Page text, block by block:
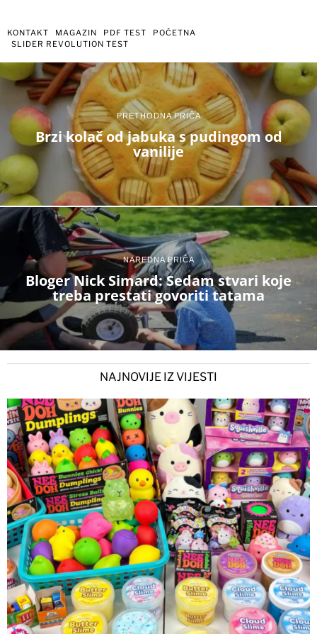
KONTAKT MAGAZIN PDF TEST
POČETNA
SLIDER REVOLUTION TEST
PRETHODNA PRIČA
Brzi kolač od jabuka s pudingom od
vanilije
NAREDNA PRIČA
Bloger Nick Simard: Sedam stvari koje
treba prestati govoriti tatama
NAJNOVIJE IZ VIJESTI